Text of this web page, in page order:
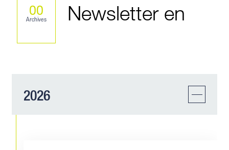
00
Archives Newsletter en
2026